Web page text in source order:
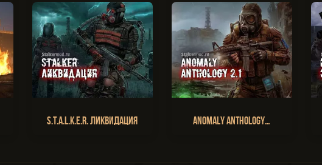
S.T.A.L.K.E.R. Ликвидация Anomaly Anthology…